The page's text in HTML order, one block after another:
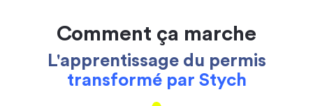
Comment ça marche
L'apprentissage du permis
transformé par Stych